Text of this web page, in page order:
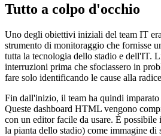
Tutto a colpo d'occhio
Uno degli obiettivi iniziali del team IT
strumento di monitoraggio che fornisse
tutta la tecnologia dello stadio e dell'IT.
interruzioni prima che sfociassero in
fare solo identificando le cause alla
Fin dall'inizio, il team ha quindi imparato
Queste dashboard HTML vengono
con un editor facile da usare. È
la pianta dello stadio) come immagine di